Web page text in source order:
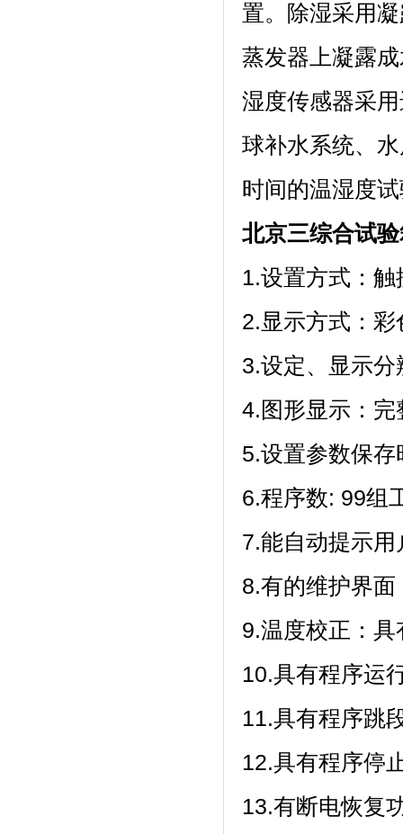
置。除湿采
蒸发器上凝露成
湿度传感器采用
球补水系统
时间的温湿度试
北京三综合试
1.设置方式：触摸
2.显示方式
3.设定、显
4.图形显示：
5.设置参数保存
6.程序数: 99组工
7.能自动提示用
8.有的维护界面
9.温度校正：
10.具有程序运行
11.具有程序跳段
12.具有程序停止
13.有断电恢复功